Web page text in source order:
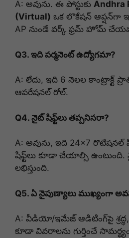
A: అవును. ఈ పోస్టుకు Andhra
(Virtual) ఒక లొకేషన్ ఆప్షన్‌గా
AP నుండే వర్క్ ఫ్రమ్ హోమ్
Q3. ఇది పర్మనెంట్ ఉద్యోగమా?
A: లేదు, ఇది 6 నెలల కాంట్రాక్ట్
ఆపరేషనల్ రోల్.
Q4. నైట్ షిఫ్ట్‌లు తప్పనిసరా?
A: అవును, ఇది 24×7
షిఫ్ట్‌లు కూడా చేయాల్సి ఉంటుంది.
లభిస్తుంది.
Q5. ఏ నైపుణ్యాలు ముఖ్యంగా
A: వీడియో/ఇమేజ్ ఆడిటింగ్‌పై
కూడా వివరాలను గుర్తించే